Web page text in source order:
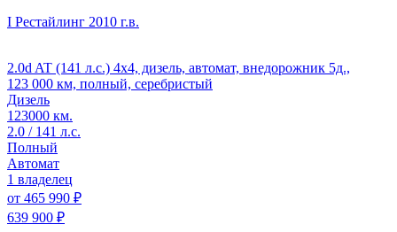
I Рестайлинг 2010 г.в.
2.0d AT (141 л.с.) 4x4, дизель, автомат, внедорожник 5д.,
123 000 км, полный, серебристый
Дизель
123000 км.
2.0 / 141 л.с.
Полный
Автомат
1 владелец
от 465 990 ₽
639 900 ₽